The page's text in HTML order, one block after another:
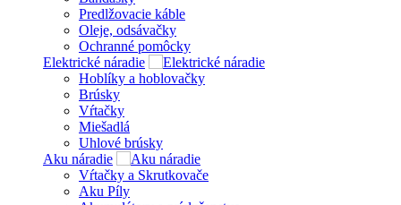
Predlžovacie káble
Oleje, odsávačky
Ochranné pomôcky
Elektrické náradie
Hoblíky a hoblovačky
Brúsky
Vŕtačky
Miešadlá
Uhlové brúsky
Aku náradie
Vŕtačky a Skrutkovače
Aku Píly